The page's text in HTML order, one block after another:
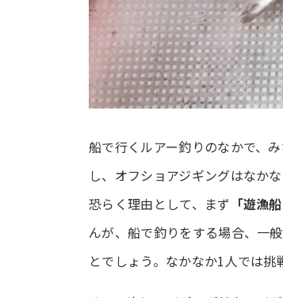
船で行くルアー釣りのなかで、
し、オフショアジギングはなか
恐らく理由として、まず 「遊漁
んが、船で釣りをする場合、一
とでしょう。なかなか1人では挑